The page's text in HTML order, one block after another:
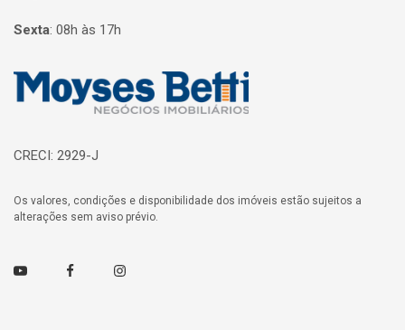
Sexta: 08h às 17h
Página inicial
CRECI: 2929-J
Os valores, condições e disponibilidade dos imóveis estão sujeitos a
alterações sem aviso prévio.
Youtube FacebookInstagram